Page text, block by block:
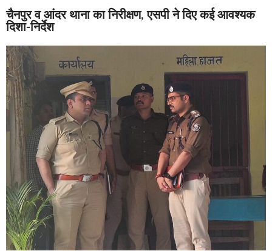
चैनपुर व आंदर थाना का निरीक्षण, एसपी ने दिए कई आवश्यक
दिशा-निर्देश